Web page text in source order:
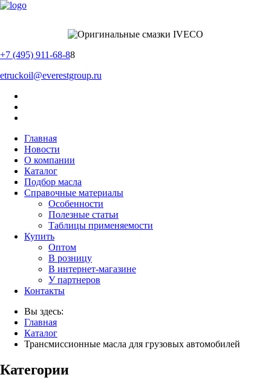
+7 (495) 911-68-88
etruckoil@everestgroup.ru
Главная
Новости
О компании
Каталог
Подбор масла
Справочные материалы
Особенности
Полезные статьи
Таблицы применяемости
Купить
Оптом
В розницу
В интернет-магазине
У партнеров
Контакты
Вы здесь:
Главная
Каталог
Трансмиссионные масла для грузовых автомобилей
Категории